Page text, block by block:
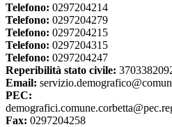
Telefono: 0297204214
Telefono: 0297204279
Telefono: 0297204215
Telefono: 0297204315
Telefono: 0297204247
Reperibilità stato civile:
Email:
PEC:
Fax: 0297204258